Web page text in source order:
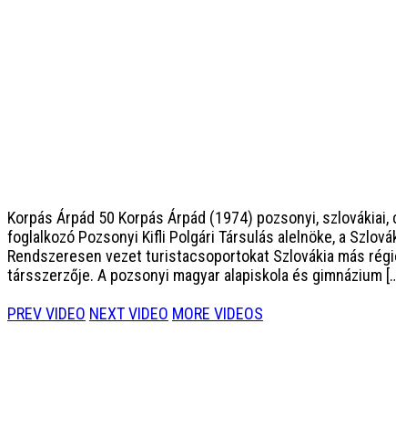
Korpás Árpád 50 Korpás Árpád (1974) pozsonyi,
foglalkozó Pozsonyi Kifli Polgári Társulás alelnöke, a
Rendszeresen vezet turistacsoportokat Szlovákia más
társszerzője. A pozsonyi magyar alapiskola és gimnázium
PREV VIDEO NEXT VIDEO MORE VIDEOS